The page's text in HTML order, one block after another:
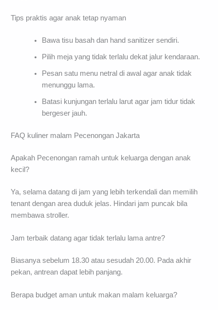
Tips praktis agar anak tetap nyaman
Bawa tisu basah dan hand sanitizer sendiri.
Pilih meja yang tidak terlalu dekat jalur kendaraan.
Pesan satu menu netral di awal agar anak tidak
menunggu lama.
Batasi kunjungan terlalu larut agar jam tidur tidak
bergeser jauh.
FAQ kuliner malam Pecenongan Jakarta
Apakah Pecenongan ramah untuk keluarga dengan anak
kecil?
Ya, selama datang di jam yang lebih terkendali dan memilih
tenant dengan area duduk jelas. Hindari jam puncak bila
membawa stroller.
Jam terbaik datang agar tidak terlalu lama antre?
Biasanya sebelum 18.30 atau sesudah 20.00. Pada akhir
pekan, antrean dapat lebih panjang.
Berapa budget aman untuk makan malam keluarga?